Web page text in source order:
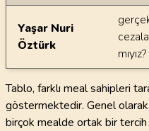
Yaşar Nuri
Öztürk
mıyız?
Tablo, farklı meal sahipleri
göstermektedir. Genel olarak,
birçok mealde ortak bir tercih